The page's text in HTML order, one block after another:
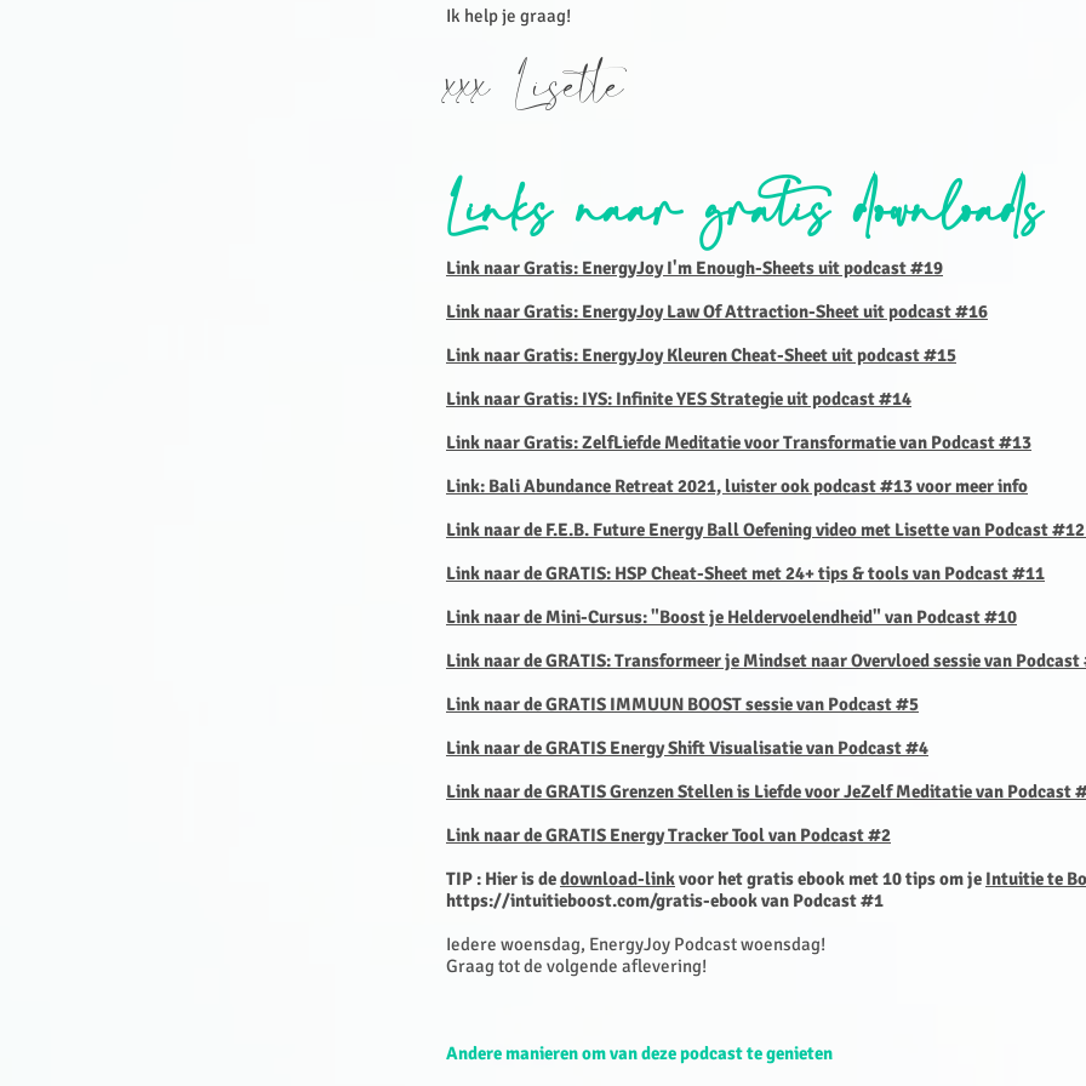
Ik help je graag!
xxx Lisette
Links naar gratis downloads
Link naar Gratis: EnergyJoy I'm Enough-Sheets uit podcast #19
Link naar Gratis: EnergyJoy Law Of Attraction-Sheet uit podcast #16
Link naar Gratis: EnergyJoy Kleuren Cheat-Sheet uit podcast #15
Link naar Gratis: IYS: Infinite YES Strategie uit podcast #14
Link naar Gratis: ZelfLiefde Meditatie voor Transformatie van Podcast #13
Link: Bali Abundance Retreat 2021, luister ook podcast #13 voor meer info
Link naar de F.E.B. Future Energy Ball Oefening video met Lisette van Podcast
Link naar de GRATIS: HSP Cheat-Sheet met 24+ tips & tools van Podcast #11
Link naar de Mini-Cursus: "Boost je Heldervoelendheid" van Podcast #10
Link naar de GRATIS: Transformeer je Mindset naar Overvloed sessie van
Link naar de GRATIS IMMUUN BOOST sessie van Podcast #5
Link naar de GRATIS Energy Shift Visualisatie van Podcast #4
Link naar de GRATIS Grenzen Stellen is Liefde voor JeZelf Meditatie van Podcast
Link naar de GRATIS Energy Tracker Tool van Podcast #2
TIP : Hier is dedownload-linkvoor het gratis ebook met 10 tips om je Intuitie te
https://intuitieboost.com/gratis-ebookvan Podcast #1
Iedere woensdag, EnergyJoy Podcast woensdag!
Graag tot de volgende aflevering!
Andere manieren om van deze podcast te genieten